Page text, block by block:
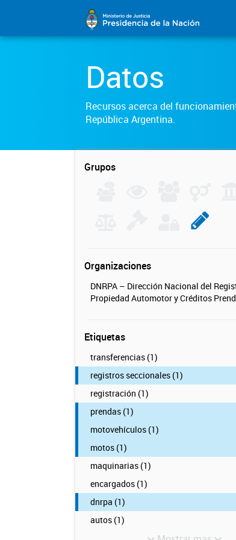
Datos
Recursos acerca del
República Argentina.
Grupos
Organizaciones
DNRPA – Dirección Nacional del
Propiedad Automotor y Créditos
Etiquetas
transferencias (1)
registros seccionales (1)
registración (1)
prendas (1)
motovehículos (1)
motos (1)
maquinarias (1)
encargados (1)
dnrpa (1)
autos (1)